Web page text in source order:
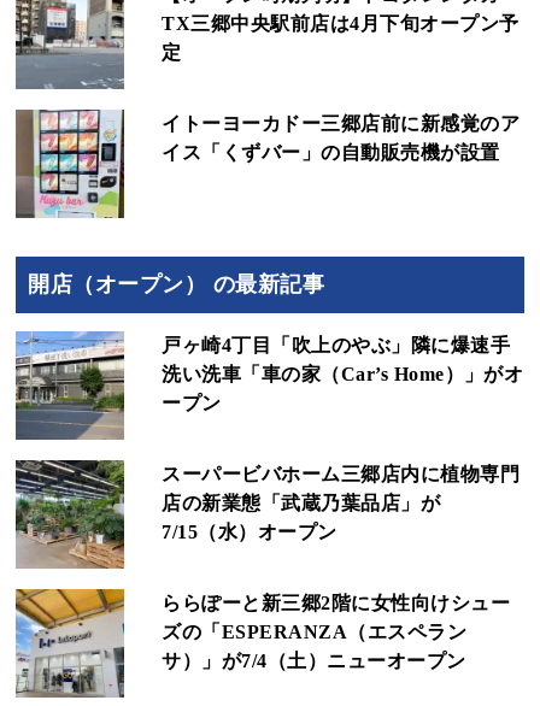
TX三郷中央駅前店は4月下旬オープン予
定
イトーヨーカドー三郷店前に新感覚のア
イス「くずバー」の自動販売機が設置
開店（オープン） の最新記事
戸ヶ崎4丁目「吹上のやぶ」隣に爆速手
洗い洗車「車の家（Car’s Home）」がオ
ープン
スーパービバホーム三郷店内に植物専門
店の新業態「武蔵乃葉品店」が
7/15（水）オープン
ららぽーと新三郷2階に女性向けシュー
ズの「ESPERANZA（エスペラン
サ）」が7/4（土）ニューオープン